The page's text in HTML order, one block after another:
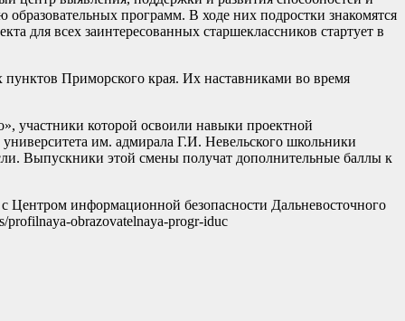
программ. В ходе них подростки знакомятся
для всех заинтересованных старшеклассников стартует в
Приморского края. Их наставниками во время
участники которой освоили навыки проектной
университета им. адмирала Г.И. Невельского школьники
Выпускники этой смены получат дополнительные баллы к
Центром информационной безопасности Дальневосточного
profilnaya-obrazovatelnaya-progr-iduc